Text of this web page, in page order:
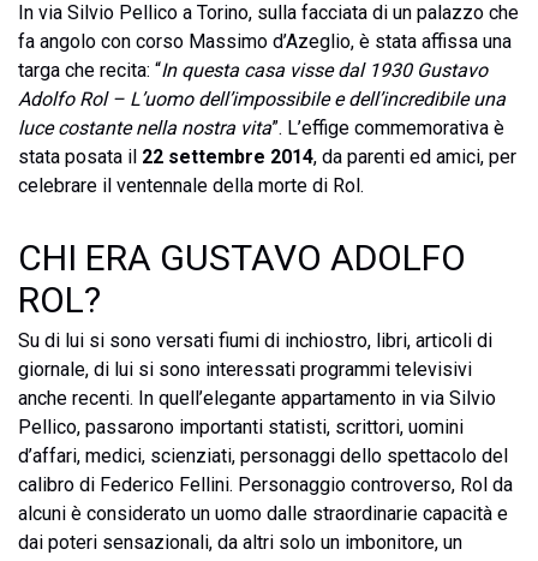
In via Silvio Pellico a Torino, sulla facciata di un palazzo che
fa angolo con corso Massimo d’Azeglio, è stata affissa una
targa che recita: “In questa casa visse dal 1930 Gustavo
Adolfo Rol – L’uomo dell’impossibile e dell’incredibile una
luce costante nella nostra vita”. L’effige commemorativa è
stata posata il 22 settembre 2014, da parenti ed amici, per
celebrare il ventennale della morte di Rol.
CHI ERA GUSTAVO ADOLFO
ROL?
Su di lui si sono versati fiumi di inchiostro, libri, articoli di
giornale, di lui si sono interessati programmi televisivi
anche recenti. In quell’elegante appartamento in via Silvio
Pellico, passarono importanti statisti, scrittori, uomini
d’affari, medici, scienziati, personaggi dello spettacolo del
calibro di Federico Fellini. Personaggio controverso, Rol da
alcuni è considerato un uomo dalle straordinarie capacità e
dai poteri sensazionali, da altri solo un imbonitore, un